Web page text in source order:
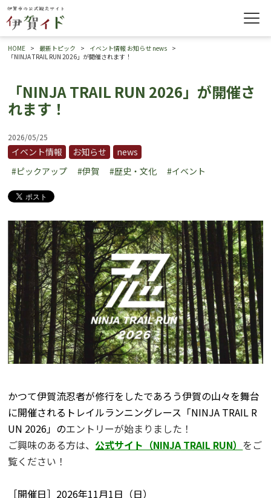
HOME 最新トピック イベント情報 お知らせ news
「NINJA TRAIL RUN 2026」が開催されます！
「NINJA TRAIL RUN 2026」が開催さ
れます！
2026/05/25
イベント情報 お知らせ
news
#ピックアップ
#伊賀 #歴史・文化 #イベント
かつて伊賀流忍者が修行をしたであろう伊賀の山々を舞台
に開催されるトレイルランニングレース「NINJA TRAIL R
UN 2026」のエントリーが始まりました！
ご興味のある方は、 公式サイト（NINJA TRAIL RUN） をご
覧ください！
［開催日］2026年11月1日（日）